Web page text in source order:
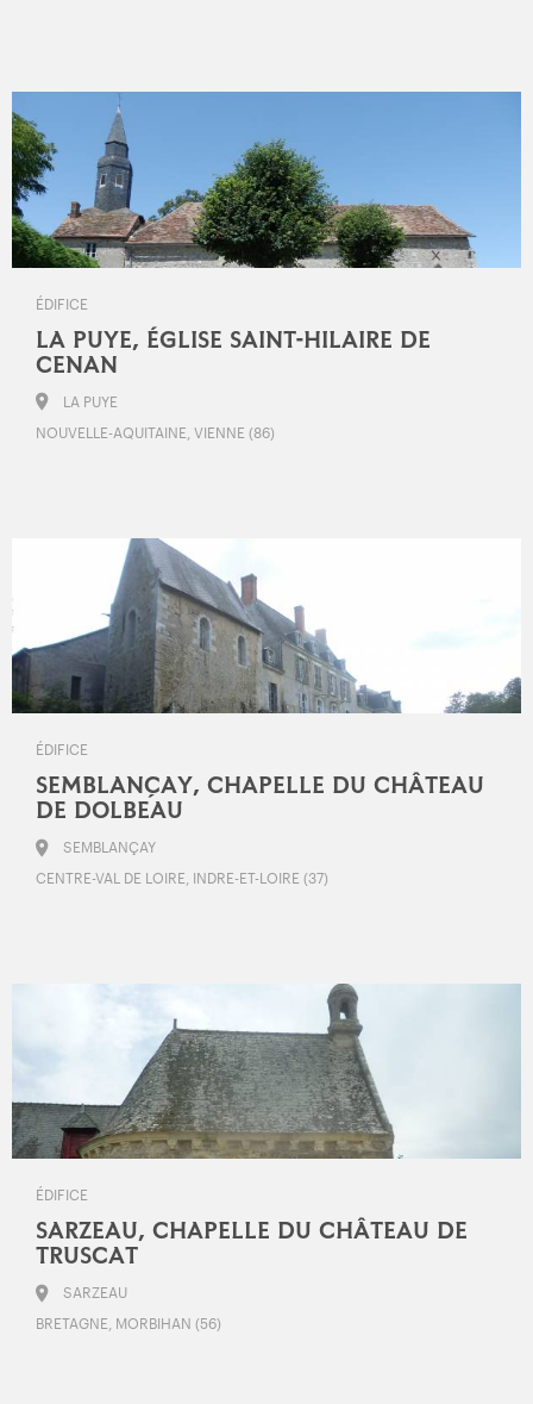
ÉDIFICE
LA PUYE, ÉGLISE SAINT-HILAIRE DE
CENAN
LA PUYE
NOUVELLE-AQUITAINE, VIENNE (86)
ÉDIFICE
SEMBLANÇAY, CHAPELLE DU CHÂTEAU
DE DOLBEAU
SEMBLANÇAY
CENTRE-VAL DE LOIRE, INDRE-ET-LOIRE (37)
ÉDIFICE
SARZEAU, CHAPELLE DU CHÂTEAU DE
TRUSCAT
SARZEAU
BRETAGNE, MORBIHAN (56)